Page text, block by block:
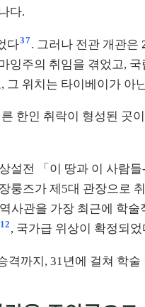
다.
다37. 그러나 전관 개관은
잉주의 취임을 겪었고,
위치는 타이베이가 아
한인 취락이 형성된 곳
설전 「이 땅과 이 사람
룽즈가 제5대 관장으로
사관을 가장 최근에 학
12 , 국가급 위상이 확정되었
격까지, 31년에 걸쳐 학